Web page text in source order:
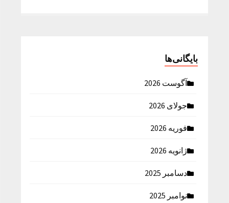
بایگانی‌ها
آگوست 2026
جولای 2026
فوریه 2026
ژانویه 2026
دسامبر 2025
نوامبر 2025